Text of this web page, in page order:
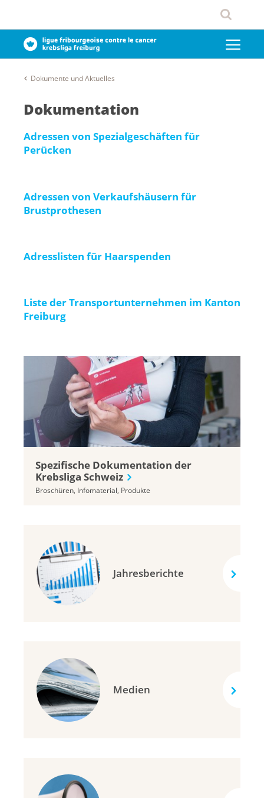
Dokumente und Aktuelles
Dokumentation
Adressen von Spezialgeschäften für
Perücken
Adressen von Verkaufshäusern für
Brustprothesen
Adresslisten für Haarspenden
Liste der Transportunternehmen im Kanton
Freiburg
Spezifische Dokumentation der
Krebsliga Schweiz
Broschüren, Infomaterial, Produkte
Jahresberichte
Medien